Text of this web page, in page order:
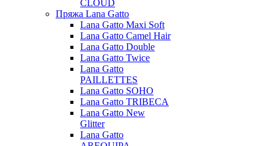
CLOUD
Пряжа Lana Gatto
Lana Gatto Maxi Soft
Lana Gatto Camel Hair
Lana Gatto Double
Lana Gatto Twice
Lana Gatto
PAILLETTES
Lana Gatto SOHO
Lana Gatto TRIBECA
Lana Gatto New
Glitter
Lana Gatto